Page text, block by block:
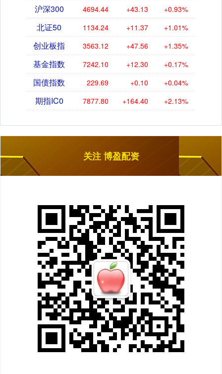
沪深300 4694.44 +43.13 +0.93%
北证50 1134.24 +11.37 +1.01%
创业板指 3563.12 +47.56 +1.35%
基金指数 7242.10 +12.30 +0.17%
国债指数 229.69 +0.10 +0.04%
期指IC0 7877.80 +164.40 +2.13%
关注 博盈配资